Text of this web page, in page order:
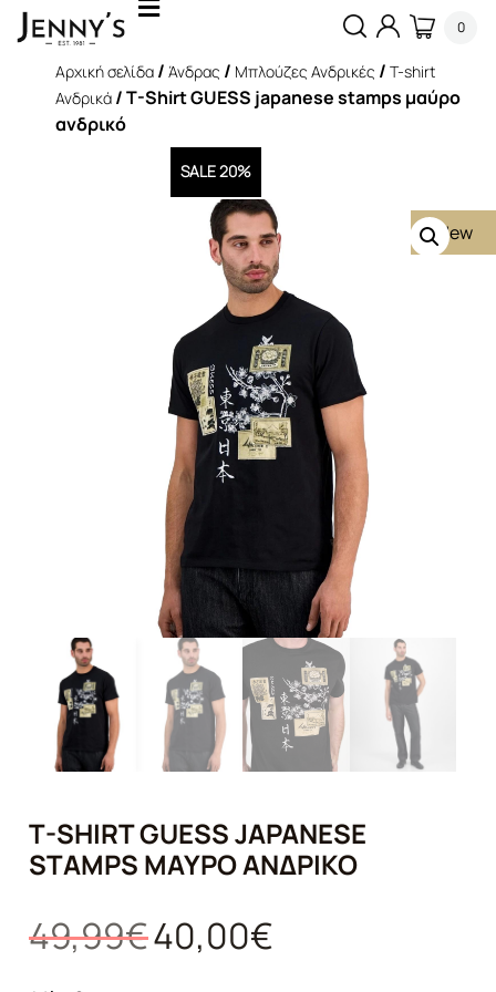
0
Αρχική σελίδα / Άνδρας / Μπλούζες Ανδρικές / T-shirt
Ανδρικά / T-Shirt GUESS japanese stamps μαύρο
ανδρικό
New
SALE 20%
T-SHIRT GUESS JAPANESE
STAMPS ΜΑΎΡΟ ΑΝΔΡΙΚΌ
49,99€ Original
price
40,00€